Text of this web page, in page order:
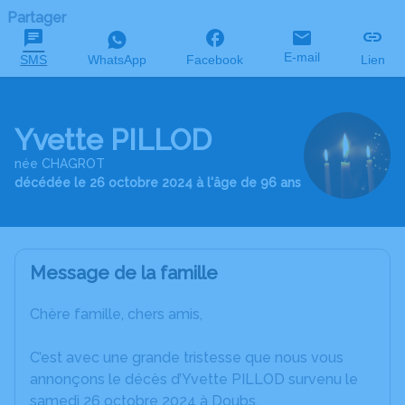
Partager
SMS WhatsApp Facebook E-mail Lien
Yvette PILLOD
née CHAGROT
décédée le 26 octobre 2024 à l'âge de 96 ans
Message de la famille
Chère famille, chers amis,
C’est avec une grande tristesse que nous vous
annonçons le décès d’Yvette PILLOD survenu le
samedi 26 octobre 2024 à Doubs.